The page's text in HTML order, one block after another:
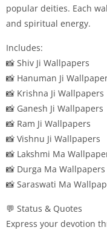
popular deities. Each
and spiritual energy.
Includes:
📸 Shiv Ji Wallpapers
📸 Hanuman Ji
📸 Krishna Ji Wallpapers
📸 Ganesh Ji Wallpapers
📸 Ram Ji Wallpapers
📸 Vishnu Ji Wallpapers
📸 Lakshmi Ma
📸 Durga Ma Wallpapers
📸 Saraswati Ma
💬 Status & Quotes
Express your devotion